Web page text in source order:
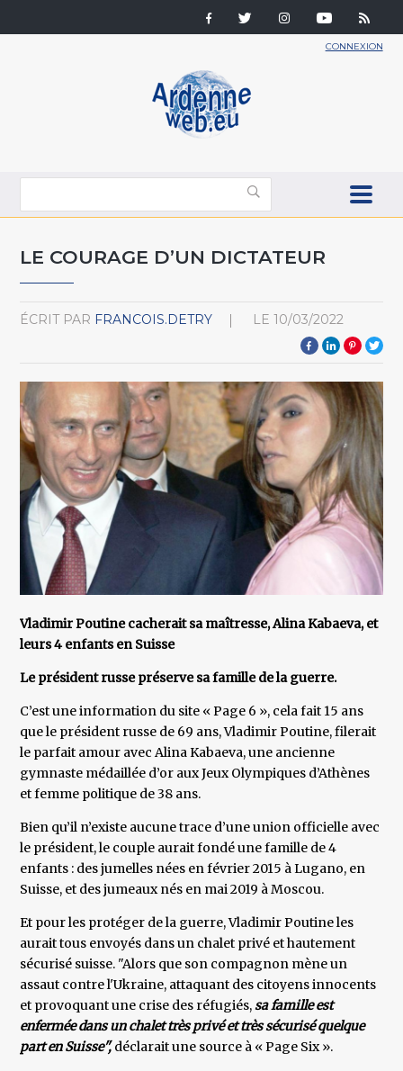
CONNEXION
LE COURAGE D’UN DICTATEUR
ÉCRIT PAR FRANCOIS.DETRY LE 10/03/2022
Vladimir Poutine cacherait sa maîtresse, Alina Kabaeva, et
leurs 4 enfants en Suisse
Le président russe préserve sa famille de la guerre.
C’est une information du site « Page 6 », cela fait 15 ans
que le président russe de 69 ans, Vladimir Poutine, filerait
le parfait amour avec Alina Kabaeva, une ancienne
gymnaste médaillée d’or aux Jeux Olympiques d’Athènes
et femme politique de 38 ans.
Bien qu’il n’existe aucune trace d’une union officielle avec
le président, le couple aurait fondé une famille de 4
enfants : des jumelles nées en février 2015 à Lugano, en
Suisse, et des jumeaux nés en mai 2019 à Moscou.
Et pour les protéger de la guerre, Vladimir Poutine les
aurait tous envoyés dans un chalet privé et hautement
sécurisé suisse. "Alors que son compagnon mène un
assaut contre l'Ukraine, attaquant des citoyens innocents
et provoquant une crise des réfugiés,sa famille est
enfermée dans un chalet très privé et très sécurisé quelque
part en Suisse'',déclarait une source à « Page Six ».